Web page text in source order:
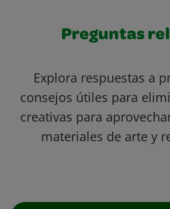
Preguntas
Explora respuestas a
consejos útiles para
creativas para
materiales de arte y